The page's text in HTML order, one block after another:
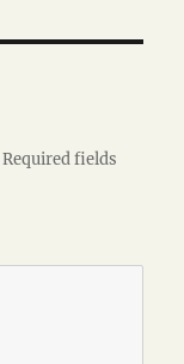
Required fields